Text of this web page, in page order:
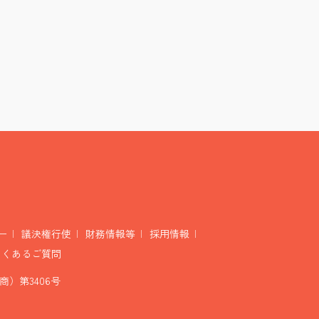
議決権行使 財務情報等
採用情報
あるご質問
）第3406号